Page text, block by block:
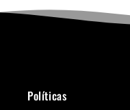
Políticas